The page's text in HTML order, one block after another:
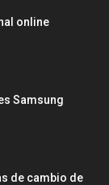
online
Samsung
de cambio de